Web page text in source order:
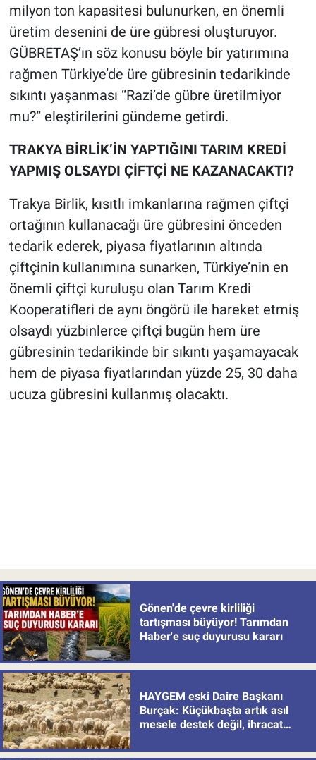
milyon ton kapasitesi bulunurken, en önemli
üretim desenini de üre gübresi oluşturuyor.
GÜBRETAŞ’ın söz konusu böyle bir yatırımına
rağmen Türkiye’de üre gübresinin tedarikinde
sıkıntı yaşanması “Razi’de gübre üretilmiyor
mu?” eleştirilerini gündeme getirdi.
TRAKYA BİRLİK’İN YAPTIĞINI TARIM KREDİ
YAPMIŞ OLSAYDI ÇİFTÇİ NE KAZANACAKTI?
Trakya Birlik, kısıtlı imkanlarına rağmen çiftçi
ortağının kullanacağı üre gübresini önceden
tedarik ederek, piyasa fiyatlarının altında
çiftçinin kullanımına sunarken, Türkiye’nin en
önemli çiftçi kuruluşu olan Tarım Kredi
Kooperatifleri de aynı öngörü ile hareket etmiş
olsaydı yüzbinlerce çiftçi bugün hem üre
gübresinin tedarikinde bir sıkıntı yaşamayacak
hem de piyasa fiyatlarından yüzde 25, 30 daha
ucuza gübresini kullanmış olacaktı.
Gönen'de çevre kirliliği
tartışması büyüyor! Tarımdan
Haber'e suç duyurusu kararı
HAYGEM eski Daire Başkanı
Burçak: Küçükbaşta artık asıl
mesele destek değil, ihracat